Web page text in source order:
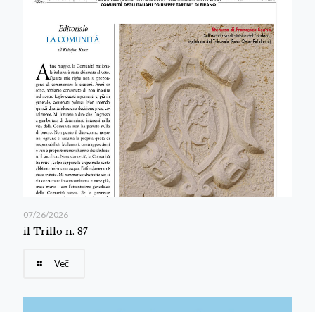
07/26/2026
il Trillo n. 87
Več